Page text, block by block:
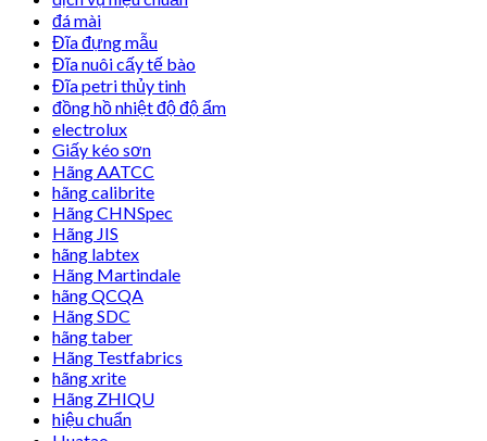
đá mài
Đĩa đựng mẫu
Đĩa nuôi cấy tế bào
Đĩa petri thủy tinh
đồng hồ nhiệt độ độ ẩm
electrolux
Giấy kéo sơn
Hãng AATCC
hãng calibrite
Hãng CHNSpec
Hãng JIS
hãng labtex
Hãng Martindale
hãng QCQA
Hãng SDC
hãng taber
Hãng Testfabrics
hãng xrite
Hãng ZHIQU
hiệu chuẩn